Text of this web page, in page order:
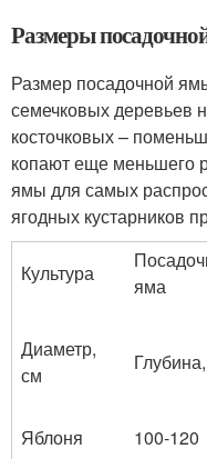
Размеры
Размер посадочной
семечковых
косточковых –
копают еще меньшего
ямы для самых
ягодных кустарников
Культура
яма
Диаметр,
см
Яблоня
100-120